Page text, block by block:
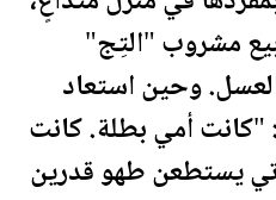
مشروب "التِج"
وحين استعاد
"كانت أمي بطلة. كانت
يستطعن طهو قدرين